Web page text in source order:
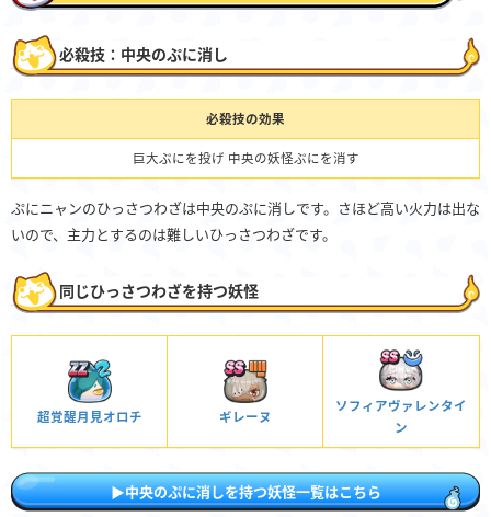
必殺技：中央のぷに消し
必殺技の効果
巨大ぷにを投げ 中央の妖怪ぷにを消す
ぷにニャンのひっさつわざは中央のぷに消しです。さほど高い火力は出な
いので、主力とするのは難しいひっさつわざです。
同じひっさつわざを持つ妖怪
超覚醒月見オロチ ギレーヌ
ソフィアヴァレンタイ
ン
▶中央のぷに消しを持つ妖怪一覧はこちら